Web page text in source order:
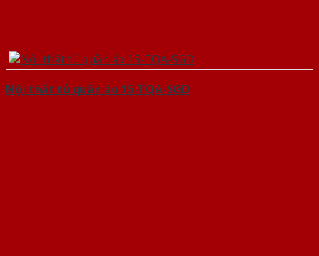
Nội thất tủ quần áo 15-TQA-SGD